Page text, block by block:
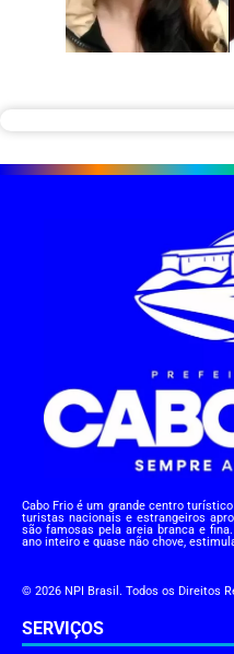
Cabo Frio é um grande centro
turistas nacionais e estrangeiros
são famosas pela areia branca e
ano inteiro e quase não chove,
© 2026 NPI Brasil. Todos os Direitos
SERVIÇOS